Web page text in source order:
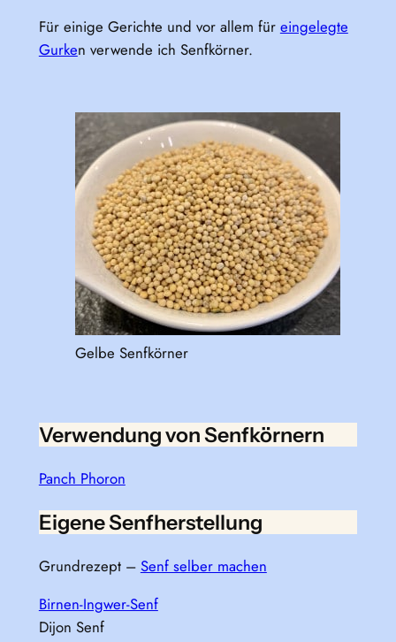
Für einige Gerichte und vor allem für eingelegte
Gurken verwende ich Senfkörner.
Gelbe Senfkörner
Verwendung von Senfkörnern
Panch Phoron
Eigene Senfherstellung
Grundrezept – Senf selber machen
Birnen-Ingwer-Senf
Dijon Senf